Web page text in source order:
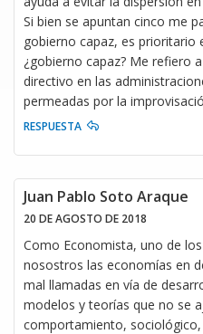
Si bien se apuntan cinco me
gobierno capaz, es prioritario
¿gobierno capaz? Me refiero
directivo en las
permeadas por la
RESPUESTA
Juan Pablo Soto Araque
20 DE AGOSTO DE 2018
Como Economista, uno de
nosostros las economías en
mal llamadas en vía de
modelos y teorías que no se
comportamiento,